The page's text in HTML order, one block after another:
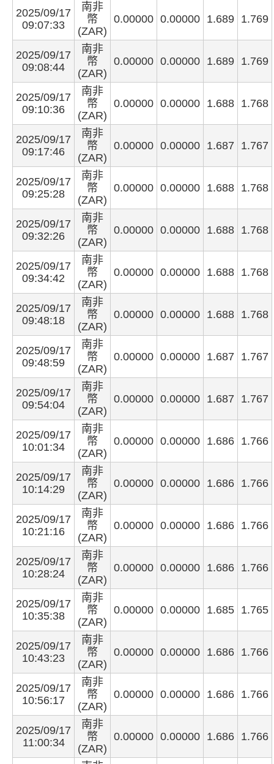
2025/09/17
09:07:33
南非
幣
(ZAR)
0.00000 0.00000 1.689 1.769
2025/09/17
09:08:44
南非
幣
(ZAR)
0.00000 0.00000 1.689 1.769
2025/09/17
09:10:36
南非
幣
(ZAR)
0.00000 0.00000 1.688 1.768
2025/09/17
09:17:46
南非
幣
(ZAR)
0.00000 0.00000 1.687 1.767
2025/09/17
09:25:28
南非
幣
(ZAR)
0.00000 0.00000 1.688 1.768
2025/09/17
09:32:26
南非
幣
(ZAR)
0.00000 0.00000 1.688 1.768
2025/09/17
09:34:42
南非
幣
(ZAR)
0.00000 0.00000 1.688 1.768
2025/09/17
09:48:18
南非
幣
(ZAR)
0.00000 0.00000 1.688 1.768
2025/09/17
09:48:59
南非
幣
(ZAR)
0.00000 0.00000 1.687 1.767
2025/09/17
09:54:04
南非
幣
(ZAR)
0.00000 0.00000 1.687 1.767
2025/09/17
10:01:34
南非
幣
(ZAR)
0.00000 0.00000 1.686 1.766
2025/09/17
10:14:29
南非
幣
(ZAR)
0.00000 0.00000 1.686 1.766
2025/09/17
10:21:16
南非
幣
(ZAR)
0.00000 0.00000 1.686 1.766
2025/09/17
10:28:24
南非
幣
(ZAR)
0.00000 0.00000 1.686 1.766
2025/09/17
10:35:38
南非
幣
(ZAR)
0.00000 0.00000 1.685 1.765
2025/09/17
10:43:23
南非
幣
(ZAR)
0.00000 0.00000 1.686 1.766
2025/09/17
10:56:17
南非
幣
(ZAR)
0.00000 0.00000 1.686 1.766
2025/09/17
11:00:34
南非
幣
(ZAR)
0.00000 0.00000 1.686 1.766